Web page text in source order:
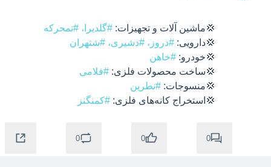
#گلدیرا، #تمحرکه
#دروز، #دشیری، #شتهران
#خاهن
#فلامی
#نطرین
#کمنگنز
0
0
0